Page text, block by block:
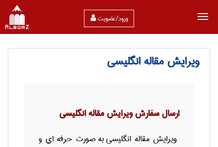
ورود/عضویت
ویرایش مقاله انگلیسی
ارسال سفارش ویرایش مقاله انگلیسی
ویرایشمقاله انگلیسیبه صورت حرفه ای و